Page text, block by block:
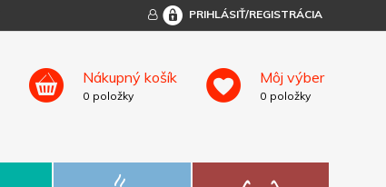
PRIHLÁSIŤ/REGISTRÁCIA
Nákupný košík
0 položky
Môj výber
0 položky